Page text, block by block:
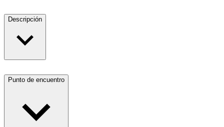
Descripción
Punto de encuentro